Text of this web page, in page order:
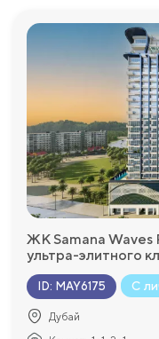
ЖК Samana Waves
ультра-элитного
ID: MAY6175 С
Дубай